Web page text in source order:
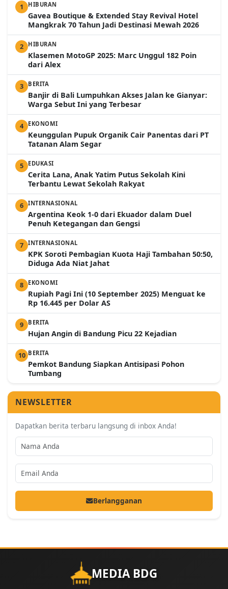
1 HIBURAN
Gavea Boutique & Extended Stay Revival Hotel
Mangkrak 70 Tahun Jadi Destinasi Mewah 2026
2 HIBURAN
Klasemen MotoGP 2025: Marc Unggul 182 Poin
dari Alex
3 BERITA
Banjir di Bali Lumpuhkan Akses Jalan ke Gianyar:
Warga Sebut Ini yang Terbesar
4 EKONOMI
Keunggulan Pupuk Organik Cair Panentas dari PT
Tatanan Alam Segar
5 EDUKASI
Cerita Lana, Anak Yatim Putus Sekolah Kini
Terbantu Lewat Sekolah Rakyat
6 INTERNASIONAL
Argentina Keok 1-0 dari Ekuador dalam Duel
Penuh Ketegangan dan Gengsi
7 INTERNASIONAL
KPK Soroti Pembagian Kuota Haji Tambahan 50:50,
Diduga Ada Niat Jahat
8 EKONOMI
Rupiah Pagi Ini (10 September 2025) Menguat ke
Rp 16.445 per Dolar AS
9 BERITA
Hujan Angin di Bandung Picu 22 Kejadian
10 BERITA
Pemkot Bandung Siapkan Antisipasi Pohon
Tumbang
NEWSLETTER
Dapatkan berita terbaru langsung di inbox Anda!
Berlangganan
MEDIA BDG